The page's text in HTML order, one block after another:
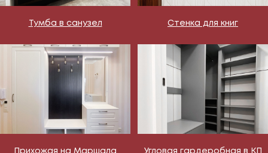
Тумба в санузел Стенка для книг
Прихожая на Маршала
Угловая гардеробная в КП